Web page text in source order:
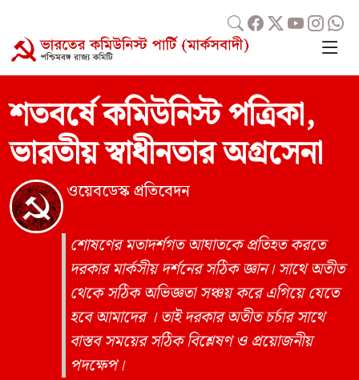
শতবর্ষে কমিউনিস্ট পত্রিকা,
ভারতীয় স্বাধীনতার অগ্রসেনা
ওয়েবডেস্ক প্রতিবেদন
শোষণের মতাদর্শগত আঘাতকে প্রতিহত করতে
দরকার মার্কসীয় দর্শনের সঠিক জ্ঞান। সাথে অতীত
থেকে সঠিক অভিজ্ঞতা সঞ্চয় করে এগিয়ে যেতে
হবে আমাদের । তাই দরকার অতীত চর্চার সাথে
বাস্তব সময়ের সঠিক বিশ্লেষণ ও প্রয়োজনীয়
পদক্ষেপ।